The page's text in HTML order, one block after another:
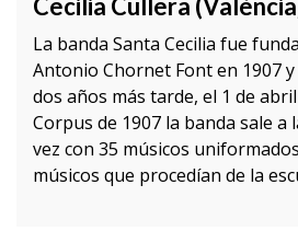
La banda Santa Cecilia fue
Antonio Chornet Font en 1907 y
dos años más tarde, el 1 de abril
Corpus de 1907 la banda sale a
vez con 35 músicos
músicos que procedían de la